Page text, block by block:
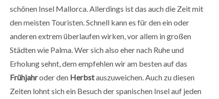
schönen Insel Mallorca. Allerdings ist das auch die Zeit mit
den meisten Touristen. Schnell kann es für den ein oder
anderen extrem überlaufen wirken, vor allem in großen
Städten wie Palma . Wer sich also eher nach Ruhe und
Erholung sehnt, dem empfehlen wir am besten auf das
Frühjahroder den Herbstauszuweichen. Auch zu diesen
Zeiten lohnt sich ein Besuch der spanischen Insel auf jeden